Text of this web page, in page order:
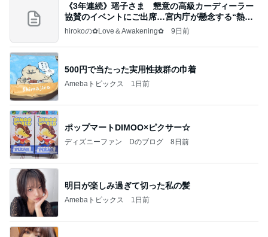
《3年連続》瑶子さま 懇意の高級カーディーラー
協賛のイベントにご出席…宮内庁が懸念する“熱心
すぎ
hirokoの✿Love＆Awakening✿ 9日前
500円で当たった実用性抜群の巾着
Amebaトピックス 1日前
ポップマートDIMOO×ピクサー☆
ディズニーファン Dのブログ 8日前
明日が楽しみ過ぎて切った私の髪
Amebaトピックス 1日前